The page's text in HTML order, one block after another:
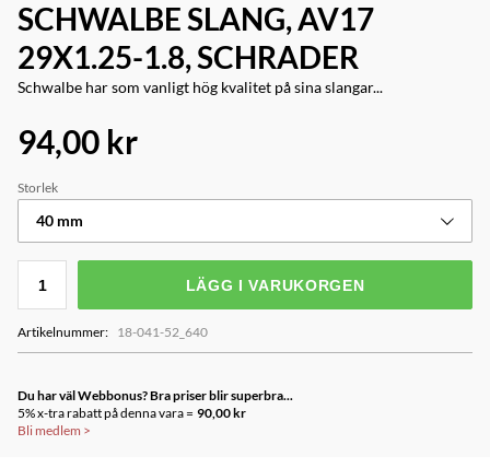
SCHWALBE SLANG, AV17
29X1.25-1.8, SCHRADER
Schwalbe har som vanligt hög kvalitet på sina slangar...
94,00 kr
Storlek
40 mm
LÄGG I VARUKORGEN
Artikelnummer: 18-041-52_640
Du har väl Webbonus? Bra priser blir superbra...
5% x-tra rabatt på denna vara = 90,00 kr
Bli medlem >